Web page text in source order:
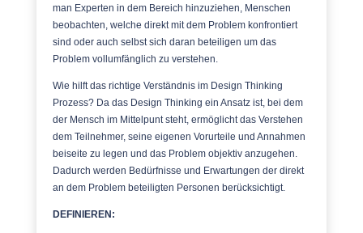
man Experten in dem Bereich hinzuziehen, Menschen
beobachten, welche direkt mit dem Problem konfrontiert
sind oder auch selbst sich daran beteiligen um das
Problem vollumfänglich zu verstehen.
Wie hilft das richtige Verständnis im Design Thinking
Prozess? Da das Design Thinking ein Ansatz ist, bei dem
der Mensch im Mittelpunt steht, ermöglicht das Verstehen
dem Teilnehmer, seine eigenen Vorurteile und Annahmen
beiseite zu legen und das Problem objektiv anzugehen.
Dadurch werden Bedürfnisse und Erwartungen der direkt
an dem Problem beteiligten Personen berücksichtigt.
DEFINIEREN: